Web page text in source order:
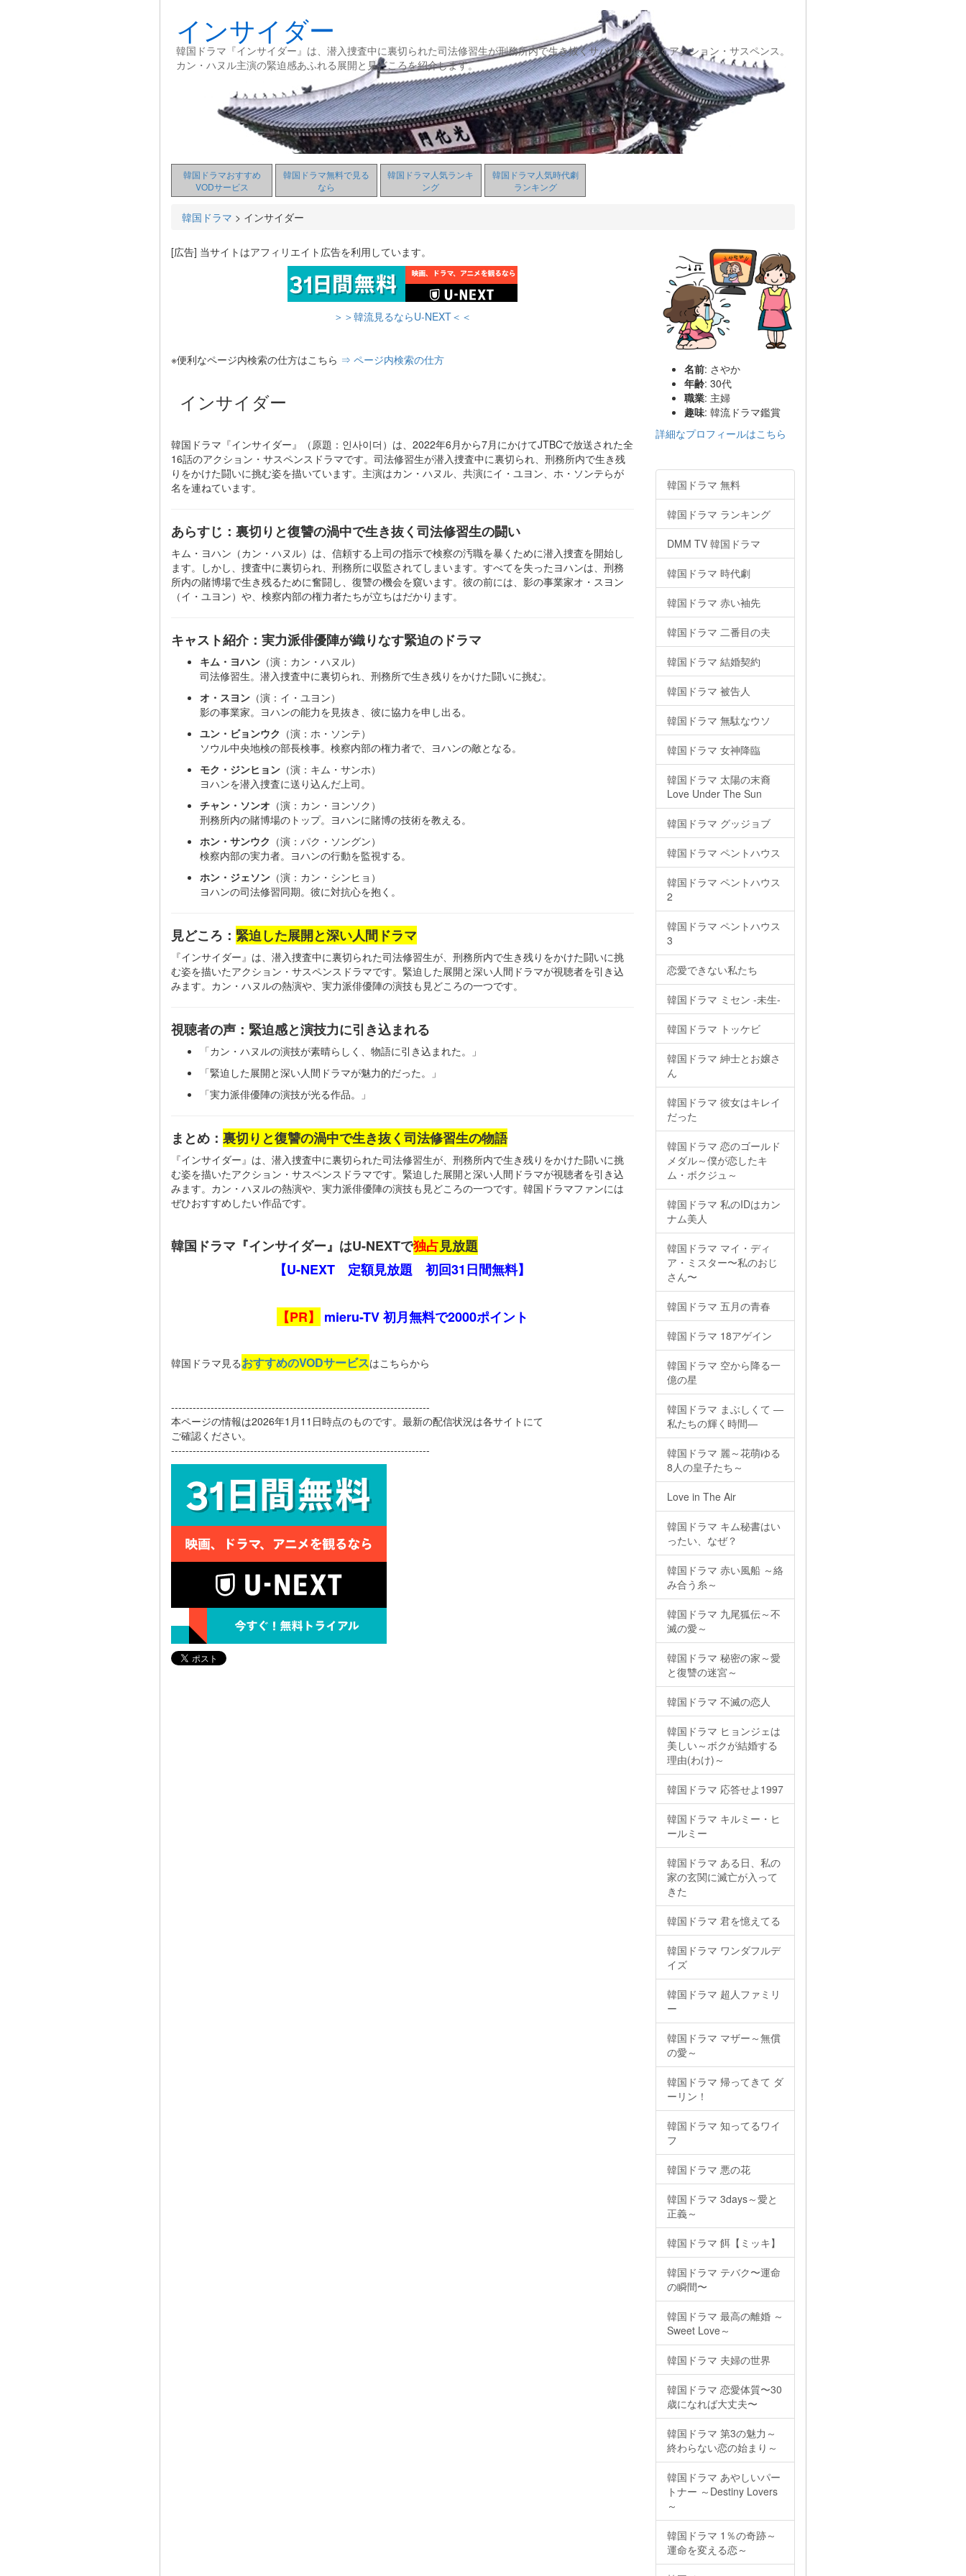
インサイダー
韓国ドラマ『インサイダー』は、潜入捜査中に裏切られた司法修習生が刑務所内で生き抜くサバイバルを描くアクション・サスペンス。
カン・ハヌル主演の緊迫感あふれる展開と見どころを紹介します。
韓国ドラマおすすめ
VODサービス
韓国ドラマ無料で見る
なら
韓国ドラマ人気ランキ
ング
韓国ドラマ人気時代劇
ランキング
韓国ドラマ > インサイダー
[広告] 当サイトはアフィリエイト広告を利用しています。
＞＞韓流見るならU-NEXT＜＜
※便利なページ内検索の仕方はこちら ⇒ ページ内検索の仕方
インサイダー
韓国ドラマ『インサイダー』（原題：인사이더）は、2022年6月から7月にかけてJTBCで放送された全
16話のアクション・サスペンスドラマです。司法修習生が潜入捜査中に裏切られ、刑務所内で生き残
りをかけた闘いに挑む姿を描いています。主演はカン・ハヌル、共演にイ・ユヨン、ホ・ソンテらが
名を連ねています。
あらすじ：裏切りと復讐の渦中で生き抜く司法修習生の闘い
キム・ヨハン（カン・ハヌル）は、信頼する上司の指示で検察の汚職を暴くために潜入捜査を開始し
ます。しかし、捜査中に裏切られ、刑務所に収監されてしまいます。すべてを失ったヨハンは、刑務
所内の賭博場で生き残るために奮闘し、復讐の機会を窺います。彼の前には、影の事業家オ・スヨン
（イ・ユヨン）や、検察内部の権力者たちが立ちはだかります。
キャスト紹介：実力派俳優陣が織りなす緊迫のドラマ
キム・ヨハン （演：カン・ハヌル）
司法修習生。潜入捜査中に裏切られ、刑務所で生き残りをかけた闘いに挑む。
オ・スヨン （演：イ・ユヨン）
影の事業家。ヨハンの能力を見抜き、彼に協力を申し出る。
ユン・ビョンウク （演：ホ・ソンテ）
ソウル中央地検の部長検事。検察内部の権力者で、ヨハンの敵となる。
モク・ジンヒョン （演：キム・サンホ）
ヨハンを潜入捜査に送り込んだ上司。
チャン・ソンオ （演：カン・ヨンソク）
刑務所内の賭博場のトップ。ヨハンに賭博の技術を教える。
ホン・サンウク （演：パク・ソングン）
検察内部の実力者。ヨハンの行動を監視する。
ホン・ジェソン （演：カン・シンヒョ）
ヨハンの司法修習同期。彼に対抗心を抱く。
見どころ： 緊迫した展開と深い人間ドラマ
『インサイダー』は、潜入捜査中に裏切られた司法修習生が、刑務所内で生き残りをかけた闘いに挑
む姿を描いたアクション・サスペンスドラマです。緊迫した展開と深い人間ドラマが視聴者を引き込
みます。カン・ハヌルの熱演や、実力派俳優陣の演技も見どころの一つです。
視聴者の声：緊迫感と演技力に引き込まれる
「カン・ハヌルの演技が素晴らしく、物語に引き込まれた。」
「緊迫した展開と深い人間ドラマが魅力的だった。」
「実力派俳優陣の演技が光る作品。」
まとめ： 裏切りと復讐の渦中で生き抜く司法修習生の物語
『インサイダー』は、潜入捜査中に裏切られた司法修習生が、刑務所内で生き残りをかけた闘いに挑
む姿を描いたアクション・サスペンスドラマです。緊迫した展開と深い人間ドラマが視聴者を引き込
みます。カン・ハヌルの熱演や、実力派俳優陣の演技も見どころの一つです。韓国ドラマファンには
ぜひおすすめしたい作品です。
韓国ドラマ『インサイダー』はU-NEXTで独占見放題
【U-NEXT 定額見放題 初回31日間無料】
【PR】 mieru-TV 初月無料で2000ポイント
韓国ドラマ見るおすすめのVODサービスはこちらから
------------------------------------------------------------------------
本ページの情報は2026年1月11日時点のものです。最新の配信状況は各サイトにて
ご確認ください。
------------------------------------------------------------------------
名前: さやか
年齢: 30代
職業: 主婦
趣味: 韓流ドラマ鑑賞
詳細なプロフィールはこちら
韓国ドラマ 無料
韓国ドラマ ランキング
DMM TV 韓国ドラマ
韓国ドラマ 時代劇
韓国ドラマ 赤い袖先
韓国ドラマ 二番目の夫
韓国ドラマ 結婚契約
韓国ドラマ 被告人
韓国ドラマ 無駄なウソ
韓国ドラマ 女神降臨
韓国ドラマ 太陽の末裔
Love Under The Sun
韓国ドラマ グッジョブ
韓国ドラマ ペントハウス
韓国ドラマ ペントハウス
2
韓国ドラマ ペントハウス
3
恋愛できない私たち
韓国ドラマ ミセン -未生-
韓国ドラマ トッケビ
韓国ドラマ 紳士とお嬢さ
ん
韓国ドラマ 彼女はキレイ
だった
韓国ドラマ 恋のゴールド
メダル～僕が恋したキ
ム・ボクジュ～
韓国ドラマ 私のIDはカン
ナム美人
韓国ドラマ マイ・ディ
ア・ミスター〜私のおじ
さん〜
韓国ドラマ 五月の青春
韓国ドラマ 18アゲイン
韓国ドラマ 空から降る一
億の星
韓国ドラマ まぶしくて ―
私たちの輝く時間―
韓国ドラマ 麗～花萌ゆる
8人の皇子たち～
Love in The Air
韓国ドラマ キム秘書はい
ったい、なぜ？
韓国ドラマ 赤い風船 ～絡
み合う糸～
韓国ドラマ 九尾狐伝～不
滅の愛～
韓国ドラマ 秘密の家～愛
と復讐の迷宮～
韓国ドラマ 不滅の恋人
韓国ドラマ ヒョンジェは
美しい～ボクが結婚する
理由(わけ)～
韓国ドラマ 応答せよ1997
韓国ドラマ キルミー・ヒ
ールミー
韓国ドラマ ある日、私の
家の玄関に滅亡が入って
きた
韓国ドラマ 君を憶えてる
韓国ドラマ ワンダフルデ
イズ
韓国ドラマ 超人ファミリ
ー
韓国ドラマ マザー～無償
の愛～
韓国ドラマ 帰ってきて ダ
ーリン！
韓国ドラマ 知ってるワイ
フ
韓国ドラマ 悪の花
韓国ドラマ 3days～愛と
正義～
韓国ドラマ 餌【ミッキ】
韓国ドラマ テバク〜運命
の瞬間〜
韓国ドラマ 最高の離婚 ～
Sweet Love～
韓国ドラマ 夫婦の世界
韓国ドラマ 恋愛体質〜30
歳になれば大丈夫〜
韓国ドラマ 第3の魅力～
終わらない恋の始まり～
韓国ドラマ あやしいパー
トナー ～Destiny Lovers
～
韓国ドラマ 1％の奇跡～
運命を変える恋～